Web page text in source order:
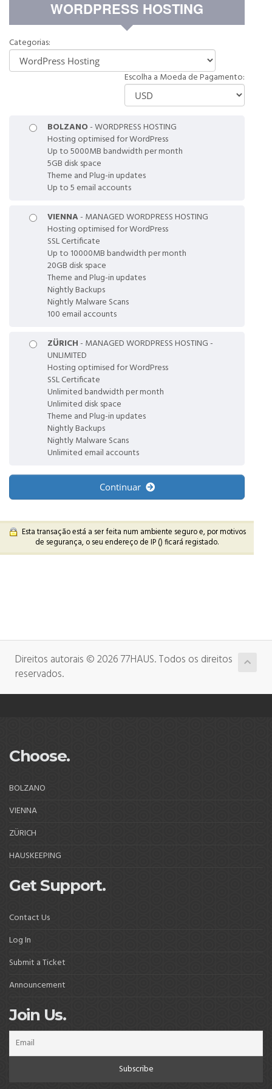
WORDPRESS HOSTING
Categorias:
Escolha a Moeda de Pagamento:
BOLZANO- WORDPRESS HOSTING
Hosting optimised for WordPress
Up to 5000MB bandwidth per month
5GB disk space
Theme and Plug-in updates
Up to 5 email accounts
VIENNA- MANAGED WORDPRESS HOSTING
Hosting optimised for WordPress
SSL Certificate
Up to 10000MB bandwidth per month
20GB disk space
Theme and Plug-in updates
Nightly Backups
Nightly Malware Scans
100 email accounts
ZÜRICH- MANAGED WORDPRESS HOSTING -
UNLIMITED
Hosting optimised for WordPress
SSL Certificate
Unlimited bandwidth per month
Unlimited disk space
Theme and Plug-in updates
Nightly Backups
Nightly Malware Scans
Unlimited email accounts
Continuar
Esta transação está a ser feita num ambiente seguro e, por motivos
de segurança, o seu endereço de IP () ficará registado.
Direitos autorais © 2026 77HAUS. Todos os direitos
reservados.
Choose.
BOLZANO
VIENNA
ZÜRICH
HAUSKEEPING
Get Support.
Contact Us
Log In
Submit a Ticket
Announcement
Join Us.